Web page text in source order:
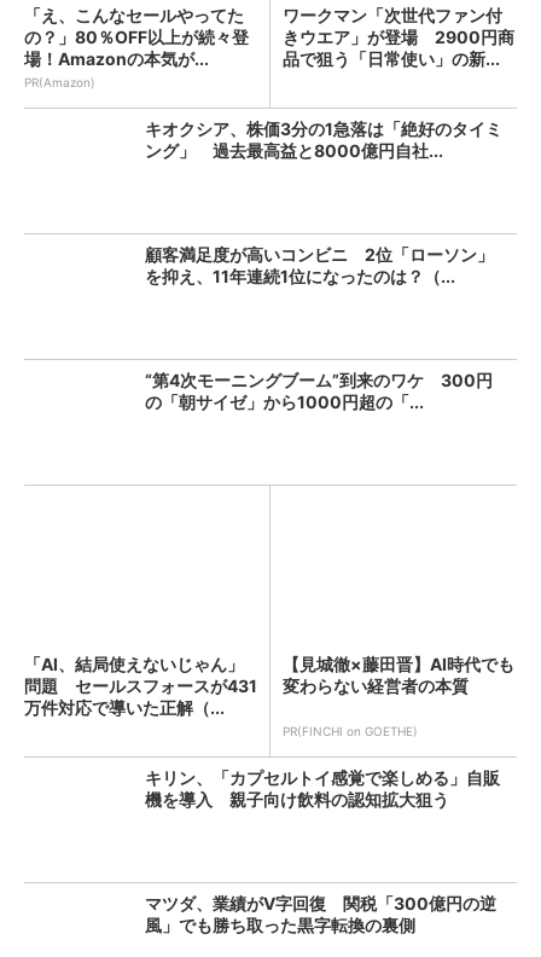
「え、こんなセールやってた
の？」80％OFF以上が続々登
場！Amazonの本気が...
PR(Amazon)
ワークマン「次世代ファン付
きウエア」が登場 2900円商
品で狙う「日常使い」の新...
キオクシア、株価3分の1急落は「絶好のタイミ
ング」 過去最高益と8000億円自社...
顧客満足度が高いコンビニ 2位「ローソン」
を抑え、11年連続1位になったのは？（...
“第4次モーニングブーム”到来のワケ 300円
の「朝サイゼ」から1000円超の「...
「AI、結局使えないじゃん」
問題 セールスフォースが431
万件対応で導いた正解（...
【見城徹×藤田晋】AI時代でも
変わらない経営者の本質
PR(FINCHI on GOETHE)
キリン、「カプセルトイ感覚で楽しめる」自販
機を導入 親子向け飲料の認知拡大狙う
マツダ、業績がV字回復 関税「300億円の逆
風」でも勝ち取った黒字転換の裏側